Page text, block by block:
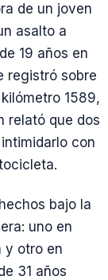
de un joven
asalto a
19 años en
registró sobre
1589,
relató que dos
con
bajo la
uno en
y otro en
31 años